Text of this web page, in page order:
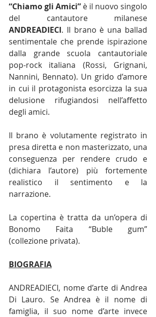
“Chiamo gli Amici” è il nuovo singolo
ANDREADIECI. Il brano è una ballad
sentimentale che prende ispirazione
dalla grande scuola cantautoriale
pop-rock italiana (Rossi, Grignani,
Nannini, Bennato). Un grido d’amore
in cui il protagonista esorcizza la sua
delusione rifugiandosi nell’affetto
degli amici.
Il brano è volutamente registrato in
presa diretta e non masterizzato, una
conseguenza per rendere crudo e
(dichiara l’autore) più fortemente
realistico il sentimento e la
narrazione.
La copertina è tratta da un’opera di
Bonomo Faita “Buble gum”
(collezione privata).
BIOGRAFIA
ANDREADIECI, nome d’arte di Andrea
Di Lauro. Se Andrea è il nome di
famiglia, il suo nome d’arte invece